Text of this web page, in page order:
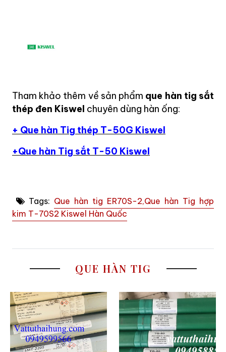
Tham khảo thêm về sản phẩm que hàn tig sắt
thép đen Kiswel chuyên dùng hàn ống:
+ Que hàn Tig thép T-50G Kiswel
+Que hàn Tig sắt T-50 Kiswel
Tags: Que hàn tig ER70S-2,Que hàn Tig hợp
kim T-70S2 Kiswel Hàn Quốc
QUE HÀN TIG